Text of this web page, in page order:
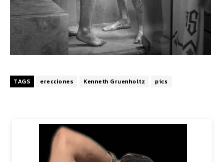
TAGS erecciones Kenneth Gruenholtz pics